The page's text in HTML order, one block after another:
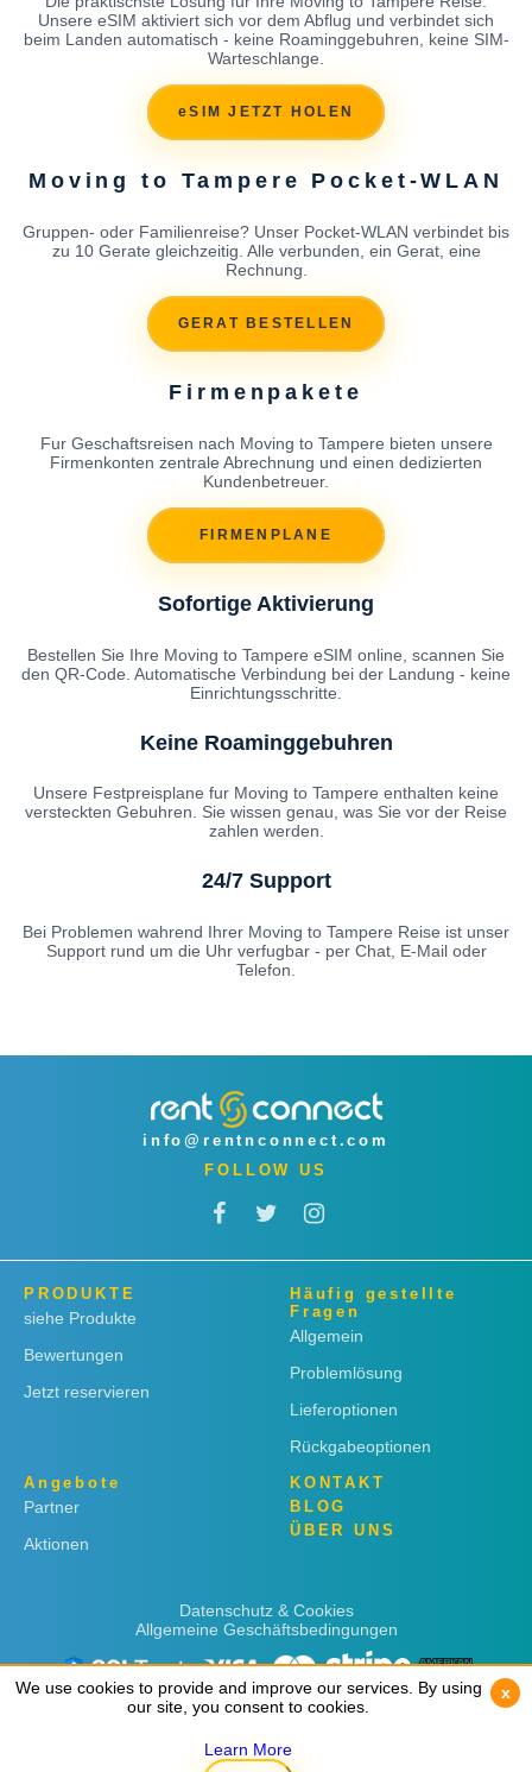
Unsere eSIM aktiviert sich vor dem Abflug und verbindet sich
beim Landen automatisch - keine Roaminggebuhren, keine SIM-
Warteschlange.
eSIM JETZT HOLEN
Moving to Tampere Pocket-WLAN
Gruppen- oder Familienreise? Unser Pocket-WLAN verbindet bis
zu 10 Gerate gleichzeitig. Alle verbunden, ein Gerat, eine
Rechnung.
GERAT BESTELLEN
Firmenpakete
Fur Geschaftsreisen nach Moving to Tampere bieten unsere
Firmenkonten zentrale Abrechnung und einen dedizierten
Kundenbetreuer.
FIRMENPLANE
Sofortige Aktivierung
Bestellen Sie Ihre Moving to Tampere eSIM online, scannen Sie
den QR-Code. Automatische Verbindung bei der Landung - keine
Einrichtungsschritte.
Keine Roaminggebuhren
Unsere Festpreisplane fur Moving to Tampere enthalten keine
versteckten Gebuhren. Sie wissen genau, was Sie vor der Reise
zahlen werden.
24/7 Support
Bei Problemen wahrend Ihrer Moving to Tampere Reise ist unser
Support rund um die Uhr verfugbar - per Chat, E-Mail oder
Telefon.
info@rentnconnect.com
FOLLOW US
PRODUKTE
siehe Produkte
Bewertungen
Jetzt reservieren
Häufig gestellte
Fragen
Allgemein
Problemlösung
Lieferoptionen
Rückgabeoptionen
Angebote
Partner
Aktionen
KONTAKT
BLOG
ÜBER UNS
Datenschutz & Cookies
Allgemeine Geschäftsbedingungen
We use cookies to provide and improve our services. By using
our site, you consent to cookies.
Learn More
x
We use cookies to provide and improve our services. By using
our site, you consent to cookies.
Learn More
x